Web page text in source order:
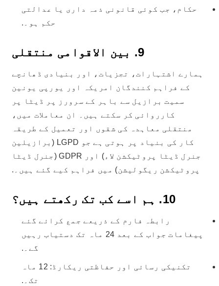
حکام، جب کوئی قانونی ذمہ داری یا عدالتی
حکم ہو۔.
9. بین الاقوامی منتقلی
ہمارے اشتہارات، تجزیات، اور بنیادی ڈھانچے
کے فراہم کنندگان امریکہ اور یورپی یونین
سمیت برازیل سے باہر کے سرورز پر ڈیٹا پر
کارروائی کر سکتے ہیں۔ ان معاملات میں،
منتقلی معاہدہ کی شقوں اور تعمیل کے طریقہ
کار کی بنیاد پر ہوتی ہے جو LGPD (برازیلین
جنرل ڈیٹا پروٹیکشن لاء) اور GDPR (جنرل ڈیٹا
پروٹیکشن ریگولیشن) میں فراہم کیے گئے ہیں۔.
10. ہم اسے کب تک رکھتے ہیں؟
رابطہ فارم کے ذریعے جمع کرائے گئے
پیغامات جواب کے بعد 24 ماہ تک دستیاب رہیں
گے۔.
تکنیکی رسائی اور حفاظتی ریکارڈ: 12 ماہ
تک۔.